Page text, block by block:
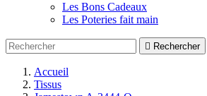
Les Bons Cadeaux
Les Poteries fait main
 Rechercher
Accueil
Tissus